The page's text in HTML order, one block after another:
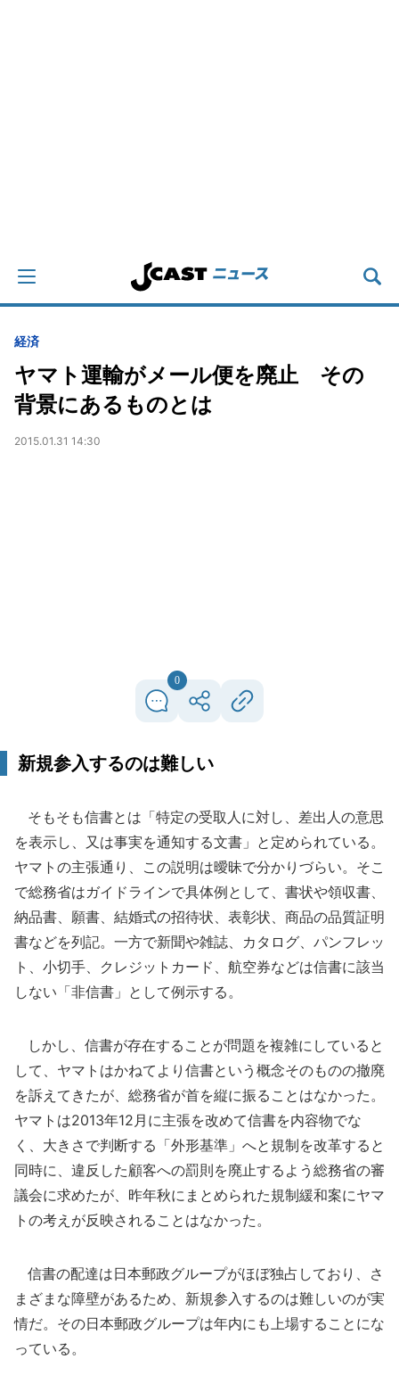
経済
ヤマト運輸がメール便を廃止 その
背景にあるものとは
2015.01.31 14:30
0
新規参入するのは難しい
そもそも信書とは「特定の受取人に対し、差出人の意思
を表示し、又は事実を通知する文書」と定められている。
ヤマトの主張通り、この説明は曖昧で分かりづらい。そこ
で総務省はガイドラインで具体例として、書状や領収書、
納品書、願書、結婚式の招待状、表彰状、商品の品質証明
書などを列記。一方で新聞や雑誌、カタログ、パンフレッ
ト、小切手、クレジットカード、航空券などは信書に該当
しない「非信書」として例示する。
しかし、信書が存在することが問題を複雑にしていると
して、ヤマトはかねてより信書という概念そのものの撤廃
を訴えてきたが、総務省が首を縦に振ることはなかった。
ヤマトは2013年12月に主張を改めて信書を内容物でな
く、大きさで判断する「外形基準」へと規制を改革すると
同時に、違反した顧客への罰則を廃止するよう総務省の審
議会に求めたが、昨年秋にまとめられた規制緩和案にヤマ
トの考えが反映されることはなかった。
信書の配達は日本郵政グループがほぼ独占しており、さ
まざまな障壁があるため、新規参入するのは難しいのが実
情だ。その日本郵政グループは年内にも上場することにな
っている。